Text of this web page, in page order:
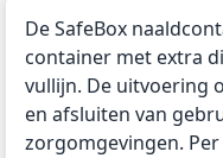
De SafeBox
container met extra
vullijn. De uitvoering
en afsluiten van
zorgomgevingen.